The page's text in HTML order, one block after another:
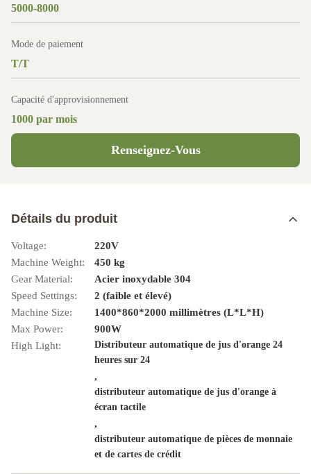
5000-8000
Mode de paiement
T/T
Capacité d'approvisionnement
1000 par mois
Renseignez-Vous
Détails du produit
Voltage:
220V
Machine Weight:
450 kg
Gear Material:
Acier inoxydable 304
Speed Settings:
2 (faible et élevé)
Machine Size:
1400*860*2000 millimètres (L*L*H)
Max Power:
900W
High Light:
Distributeur automatique de jus d'orange 24
heures sur 24
,
distributeur automatique de jus d'orange à
écran tactile
,
distributeur automatique de pièces de monnaie
et de cartes de crédit